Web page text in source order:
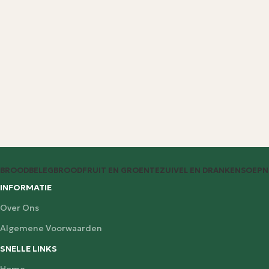
BROODBELEGBROODFRUIT EN GROENTEZUIVEL EN DRANKENSOEP
INFORMATIE
Over Ons
Algemene Voorwaarden
SNELLE LINKS